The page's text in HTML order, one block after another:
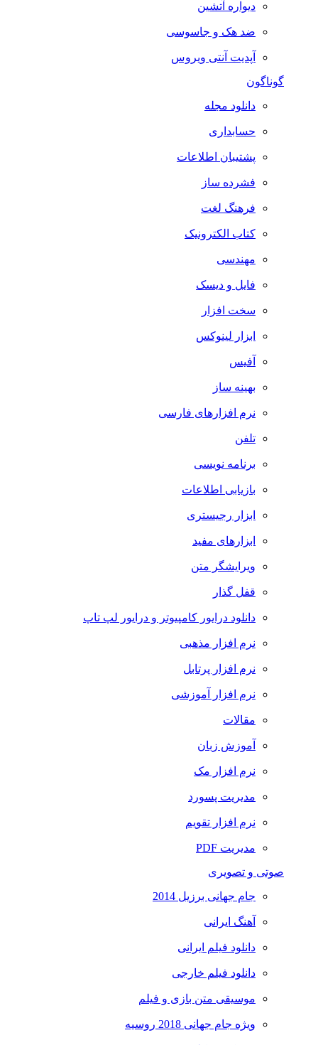
دیواره آتشین
ضد هک و جاسوسی
آپدیت آنتی ویروس
گوناگون
دانلود مجله
حسابداری
پشتیبان اطلاعات
فشرده ساز
فرهنگ لغت
کتاب الکترونیک
مهندسی
فایل و دیسک
سخت افزار
ابزار لینوکس
آفیس
بهینه ساز
نرم افزارهای فارسی
تلفن
برنامه نویسی
بازیابی اطلاعات
ابزار رجیستری
ابزارهای مفید
ویرایشگر متن
قفل گذار
دانلود درایور کامپیوتر و درایور لپ تاپ
نرم افزار مذهبی
نرم افزار پرتابل
نرم افزار آموزشی
مقالات
آموزش زبان
نرم افزار مک
مدیریت پسورد
نرم افزار تقویم
مدیریت PDF
صوتی و تصویری
جام جهانی برزیل 2014
آهنگ ایرانی
دانلود فیلم ایرانی
دانلود فیلم خارجی
موسیقی متن بازی و فیلم
ویژه جام جهانی 2018 روسیه